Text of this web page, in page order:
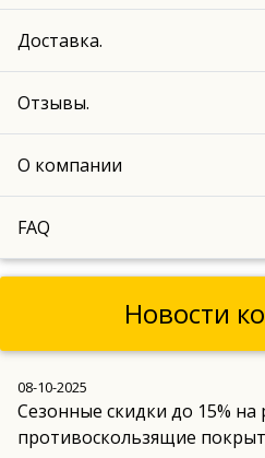
Доставка.
Отзывы.
О компании
FAQ
Новости
08-10-2025
Сезонные скидки до 15% на
противоскользящие